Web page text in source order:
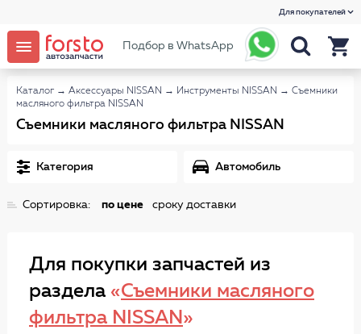
Для покупателей
Подбор в WhatsApp
Каталог → Аксессуары NISSAN → Инструменты NISSAN → Съемники
масляного фильтра NISSAN
Съемники масляного фильтра NISSAN
Категория Автомобиль
Сортировка: по цене сроку доставки
Для покупки запчастей из
раздела «Съемники масляного
фильтра NISSAN »